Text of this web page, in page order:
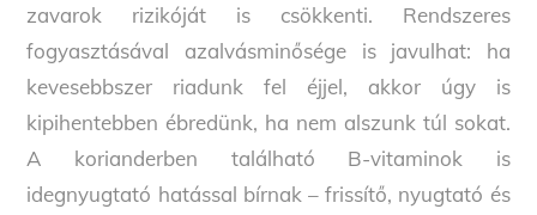
zavarok rizikóját is csökkenti. Rendszeres
fogyasztásával azalvásminősége is javulhat: ha
kevesebbszer riadunk fel éjjel, akkor úgy is
kipihentebben ébredünk, ha nem alszunk túl sokat.
A korianderben található B-vitaminok is
idegnyugtató hatással bírnak – frissítő, nyugtató és